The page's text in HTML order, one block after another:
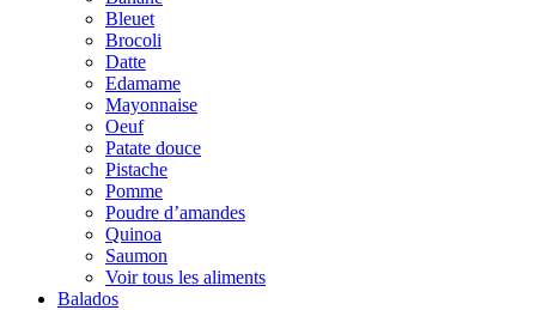
Bleuet
Brocoli
Datte
Edamame
Mayonnaise
Oeuf
Patate douce
Pistache
Pomme
Poudre d’amandes
Quinoa
Saumon
Voir tous les aliments
Balados